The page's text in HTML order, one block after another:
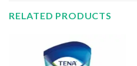
RELATED PRODUCTS